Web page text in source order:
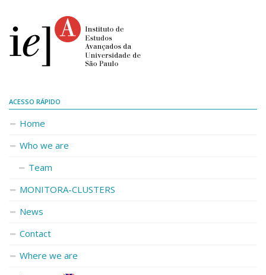
ACESSO RÁPIDO
Home
Who we are
Team
MONITORA-CLUSTERS
News
Contact
Where we are